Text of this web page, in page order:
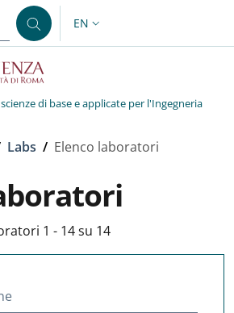
LANGUAGE SWITCHER:
EN
di base e applicate per l'Ingegneria
Labs / Elenco laboratori
1 - 14 su 14